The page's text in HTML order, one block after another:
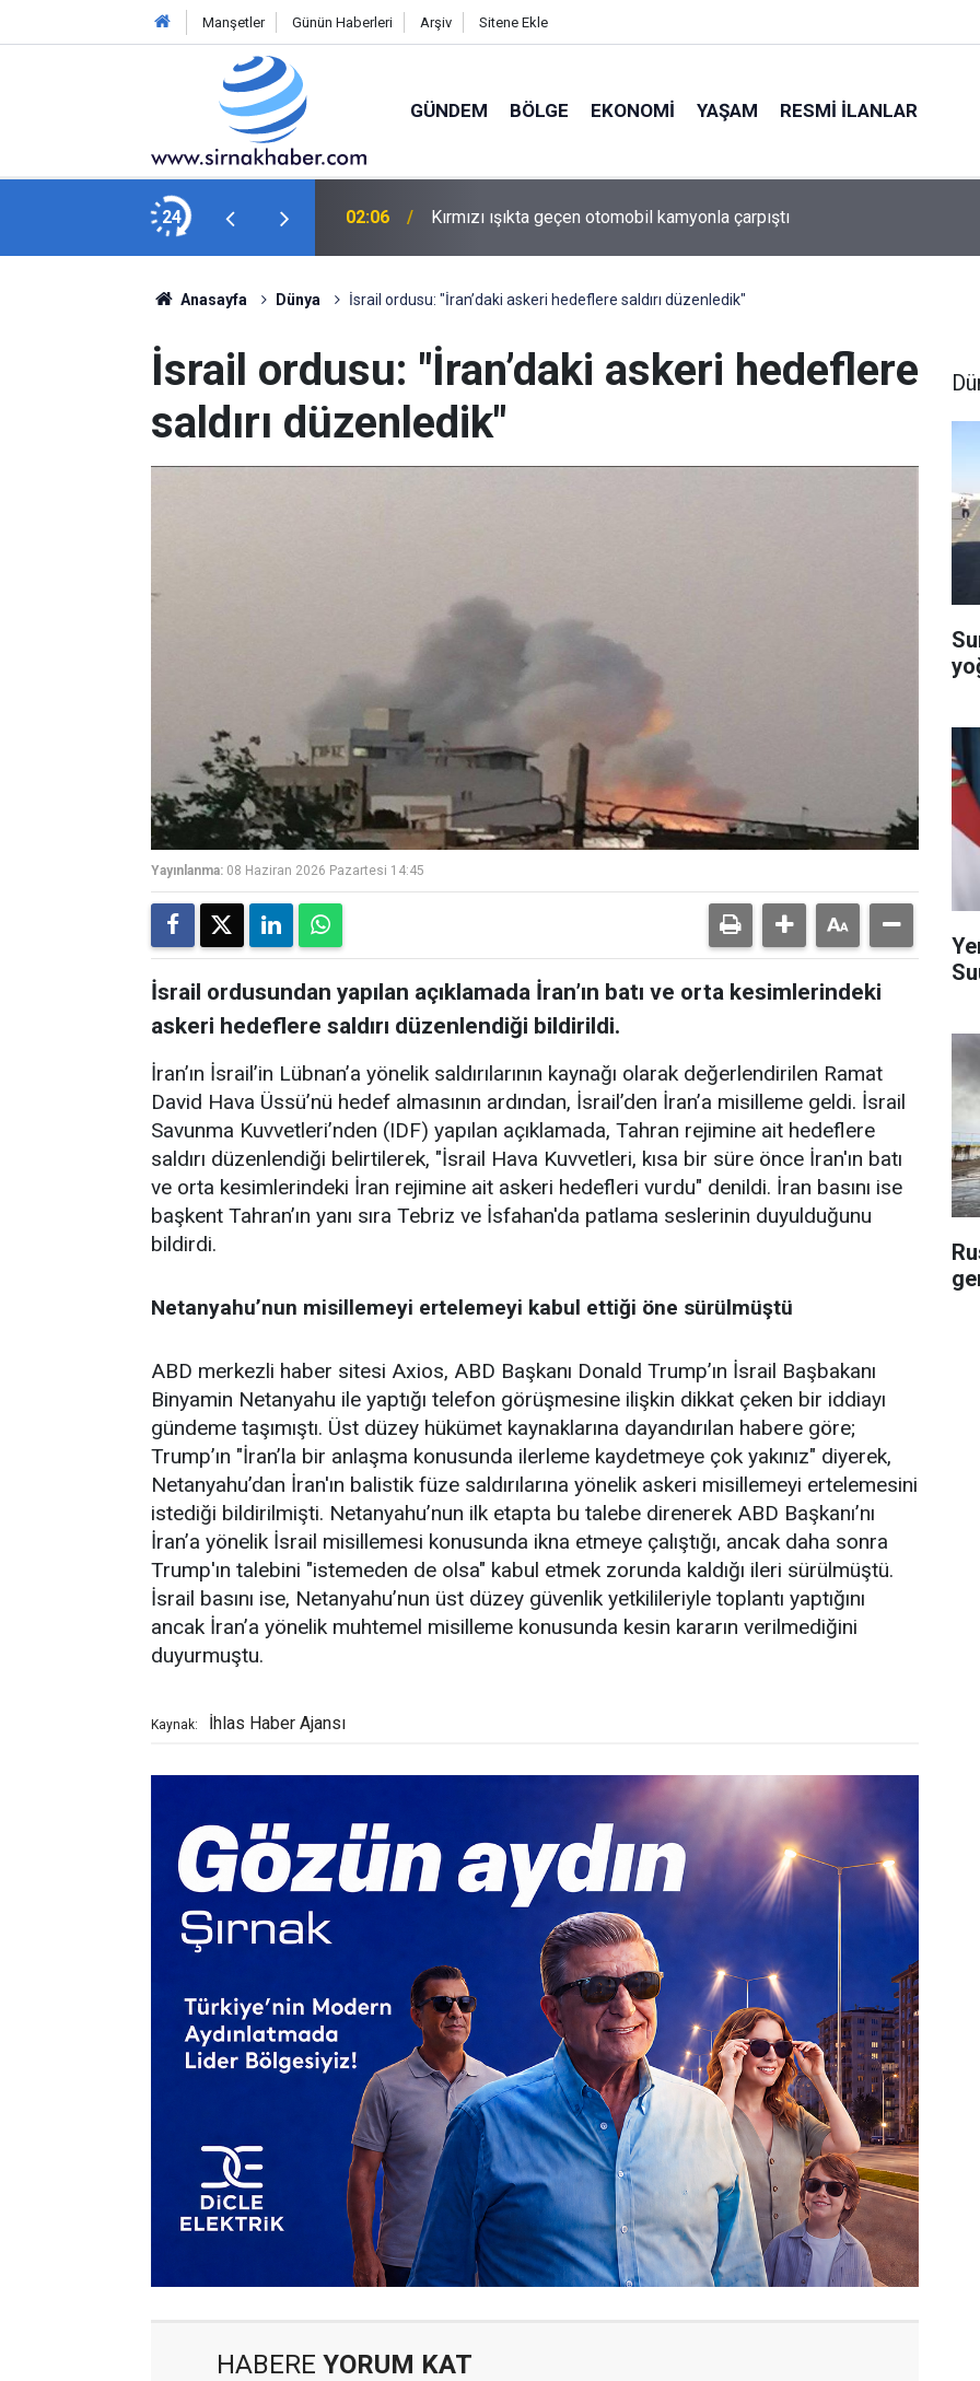
Manşetler Günün Haberleri Arşiv Sitene Ekle
GÜNDEM BÖLGE EKONOMI YAŞAM RESMI İLANLAR
24
müziğin güçlü sesi 59 yaşında yaşamını
02:06 Kırmızı ışıkta geçen otomobil kamyonla çarpıştı
Anasayfa Dünya İsrail ordusu: "İran’daki askeri hedeflere saldırı düzenledik"
İsrail ordusu: "İran’daki askeri hedeflere
saldırı düzenledik"
Yayınlanma: 08 Haziran 2026 Pazartesi 14:45
İsrail ordusundan yapılan açıklamada İran’ın batı ve orta kesimlerindeki
askeri hedeflere saldırı düzenlendiği bildirildi.
İran’ın İsrail’in Lübnan’a yönelik saldırılarının kaynağı olarak değerlendirilen Ramat
David Hava Üssü’nü hedef almasının ardından, İsrail’den İran’a misilleme geldi. İsrail
Savunma Kuvvetleri’nden (IDF) yapılan açıklamada, Tahran rejimine ait hedeflere
saldırı düzenlendiği belirtilerek, "İsrail Hava Kuvvetleri, kısa bir süre önce İran'ın batı
ve orta kesimlerindeki İran rejimine ait askeri hedefleri vurdu" denildi. İran basını ise
başkent Tahran’ın yanı sıra Tebriz ve İsfahan'da patlama seslerinin duyulduğunu
bildirdi.
Netanyahu’nun misillemeyi ertelemeyi kabul ettiği öne sürülmüştü
ABD merkezli haber sitesi Axios, ABD Başkanı Donald Trump’ın İsrail Başbakanı
Binyamin Netanyahu ile yaptığı telefon görüşmesine ilişkin dikkat çeken bir iddiayı
gündeme taşımıştı. Üst düzey hükümet kaynaklarına dayandırılan habere göre;
Trump’ın "İran’la bir anlaşma konusunda ilerleme kaydetmeye çok yakınız" diyerek,
Netanyahu’dan İran'ın balistik füze saldırılarına yönelik askeri misillemeyi ertelemesini
istediği bildirilmişti. Netanyahu’nun ilk etapta bu talebe direnerek ABD Başkanı’nı
İran’a yönelik İsrail misillemesi konusunda ikna etmeye çalıştığı, ancak daha sonra
Trump'ın talebini "istemeden de olsa" kabul etmek zorunda kaldığı ileri sürülmüştü.
İsrail basını ise, Netanyahu’nun üst düzey güvenlik yetkilileriyle toplantı yaptığını
ancak İran’a yönelik muhtemel misilleme konusunda kesin kararın verilmediğini
duyurmuştu.
Kaynak: İhlas Haber Ajansı
HABERE YORUM KAT